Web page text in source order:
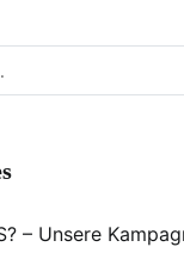
– Unsere